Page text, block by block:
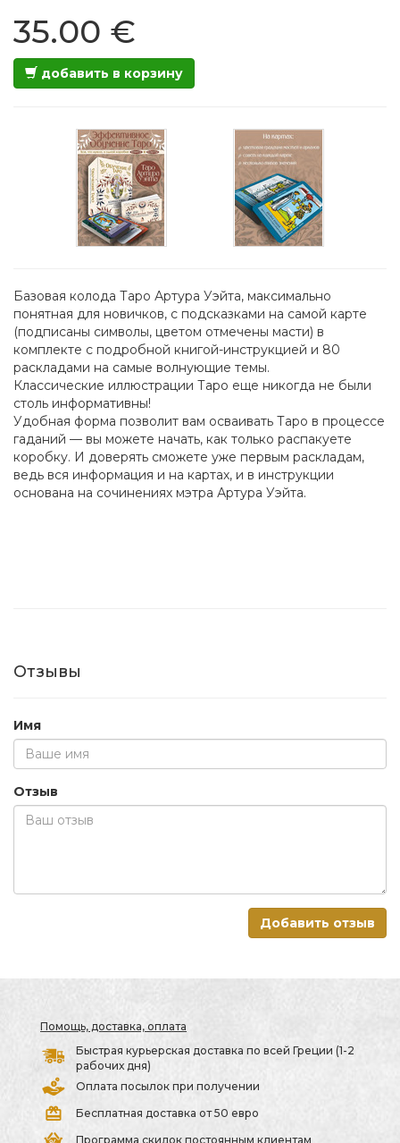
35.00 €
добавить в корзину
Базовая колода Таро Артура Уэйта, максимально
понятная для новичков, с подсказками на самой карте
(подписаны символы, цветом отмечены масти) в
комплекте с подробной книгой-инструкцией и 80
раскладами на самые волнующие темы.
Классические иллюстрации Таро еще никогда не были
столь информативны!
Удобная форма позволит вам осваивать Таро в процессе
гаданий — вы можете начать, как только распакуете
коробку. И доверять сможете уже первым раскладам,
ведь вся информация и на картах, и в инструкции
основана на сочинениях мэтра Артура Уэйта.
Отзывы
Имя
Отзыв
Добавить отзыв
Помощь, доставка, оплата
Быстрая курьерская доставка по всей Греции (1-2
рабочих дня)
Оплата посылок при получении
Бесплатная доставка от 50 евро
Программа скидок постоянным клиентам